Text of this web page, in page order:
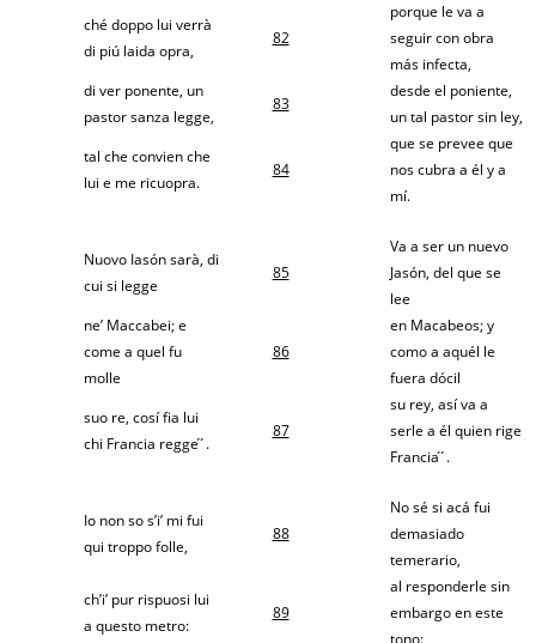
ché doppo lui verrà
di piú laida opra,
82
porque le va a
seguir con obra
más infecta,
di ver ponente, un
pastor sanza legge,
83
desde el poniente,
un tal pastor sin ley,
tal che convien che
lui e me ricuopra.
84
que se prevee que
nos cubra a él y a
mí.
Nuovo Iasón sarà, di
cui si legge
85
Va a ser un nuevo
Jasón, del que se
lee
ne’ Maccabei; e
come a quel fu
molle
86
en Macabeos; y
como a aquél le
fuera dócil
suo re, cosí fia lui
chi Francia regge ́ ́.
87
su rey, así va a
serle a él quien rige
Francia ́ ́.
Io non so s’i’ mi fui
qui troppo folle,
88
No sé si acá fui
demasiado
temerario,
ch’i’ pur rispuosi lui
a questo metro:
89
al responderle sin
embargo en este
tono: